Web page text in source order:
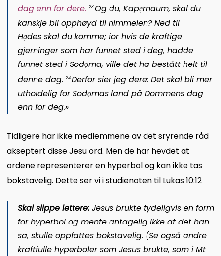
dag enn for dere. 23Og du, Kapẹrnaum, skal du
kanskje bli opphøyd til himmelen? Ned til
Hạdes skal du komme; for hvis de kraftige
gjerninger som har funnet sted i deg, hadde
funnet sted i Sodọma, ville det ha bestått helt til
denne dag. 24Derfor sier jeg dere: Det skal bli mer
utholdelig for Sodọmas land på Dommens dag
enn for deg.»
Tidligere har ikke medlemmene av det sryrende råd
akseptert disse Jesu ord. Men de har hevdet at
ordene representerer en hyperbol og kan ikke tas
bokstavelig. Dette ser vi i studienoten til Lukas 10:12
Skal slippe lettere:Jesus brukte tydeligvis en form
for hyperbol og mente antagelig ikke at det han
sa, skulle oppfattes bokstavelig. (Se også andre
kraftfulle hyperboler som Jesus brukte, som i Mt